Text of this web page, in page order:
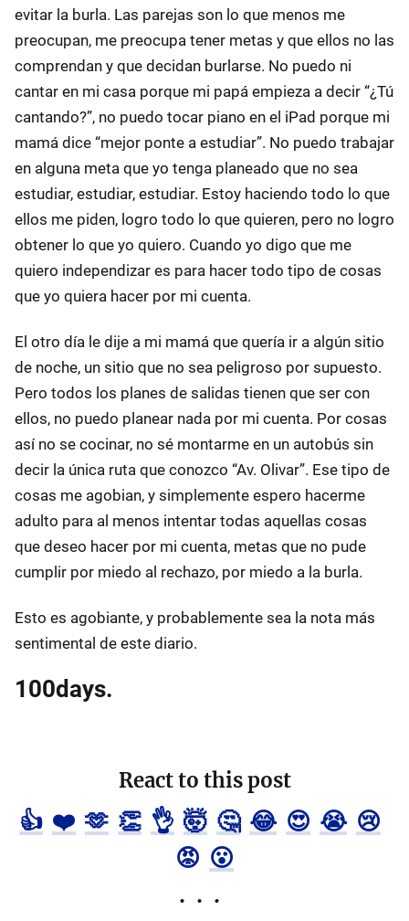
evitar la burla. Las parejas son lo que menos me
preocupan, me preocupa tener metas y que ellos no las
comprendan y que decidan burlarse. No puedo ni
cantar en mi casa porque mi papá empieza a decir “¿Tú
cantando?”, no puedo tocar piano en el iPad porque mi
mamá dice “mejor ponte a estudiar”. No puedo trabajar
en alguna meta que yo tenga planeado que no sea
estudiar, estudiar, estudiar. Estoy haciendo todo lo que
ellos me piden, logro todo lo que quieren, pero no logro
obtener lo que yo quiero. Cuando yo digo que me
quiero independizar es para hacer todo tipo de cosas
que yo quiera hacer por mi cuenta.
El otro día le dije a mi mamá que quería ir a algún sitio
de noche, un sitio que no sea peligroso por supuesto.
Pero todos los planes de salidas tienen que ser con
ellos, no puedo planear nada por mi cuenta. Por cosas
así no se cocinar, no sé montarme en un autobús sin
decir la única ruta que conozco “Av. Olivar”. Ese tipo de
cosas me agobian, y simplemente espero hacerme
adulto para al menos intentar todas aquellas cosas
que deseo hacer por mi cuenta, metas que no pude
cumplir por miedo al rechazo, por miedo a la burla.
Esto es agobiante, y probablemente sea la nota más
sentimental de este diario.
100days.
React to this post
👍 ❤️ 🫶 👏 👌 🤯 🤔 😂 😍 😭 😢
😡 😮